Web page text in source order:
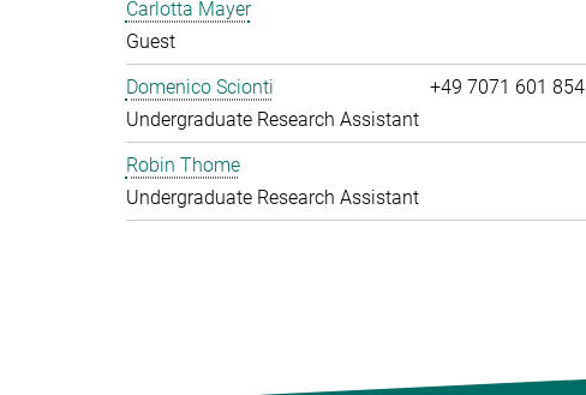
Carlotta Mayer
Guest
Domenico Scionti
Undergraduate Research Assistant
+49 7071 601 854
Robin Thome
Undergraduate Research Assistant